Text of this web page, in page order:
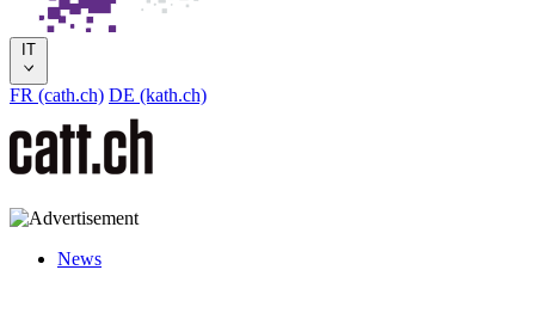
IT
FR (cath.ch) DE (kath.ch)
News